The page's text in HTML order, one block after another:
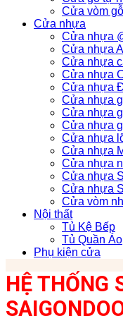
Cửa vòm gỗ
Cửa nhựa
Cửa nhựa
Cửa nhựa
Cửa nhựa
Cửa nhựa
Cửa nhựa
Cửa nhựa
Cửa nhựa
Cửa nhựa
Cửa nhựa
Cửa nhựa
Cửa nhựa
Cửa nhựa
Cửa nhựa
Cửa vòm
Nội thất
Tủ Kệ Bếp
Tủ Quần Áo
Phụ kiện cửa
HỆ THỐNG